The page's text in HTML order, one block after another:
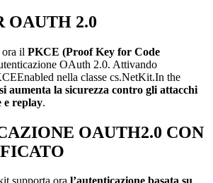
OAUTH 2.0
il PKCE (Proof Key for Code
OAuth 2.0. Attivando
nella classe cs.NetKit.In the
si aumenta la sicurezza contro gli attacchi
e replay.
OAUTH2.0 CON